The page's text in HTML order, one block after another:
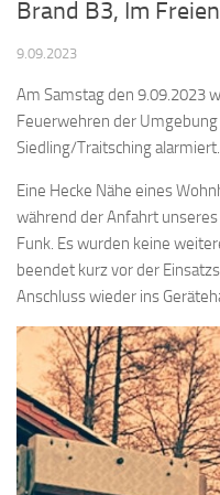
Brand B3, Im
9.09.2023
Am Samstag den 9.09.2023
Feuerwehren der
Siedling/Traitsching alarmiert.
Eine Hecke Nähe eines
während der Anfahrt
Funk. Es wurden keine
beendet kurz vor der
Anschluss wieder ins